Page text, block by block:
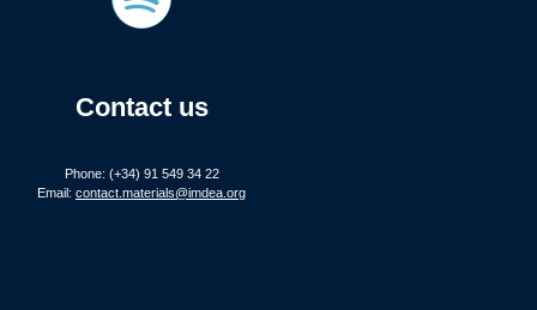
Contact us
Phone: (+34) 91 549 34 22
Email: contact.materials@imdea.org